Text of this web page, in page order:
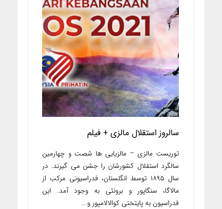
سالروز استقلال مالزی + فیلم
توریست مالزی – مالزیایی ها شصت و چهارمین
سالگرد استقلال کشورشان را جشن می گیرند. در
سال ۱۸۹۵ توسط انگلستان، فدراسیونی مرکب از
مالاگا، سنگاپور و برونئی به وجود آمد. این
فدراسیون به پایتختی کوالالامپور و...